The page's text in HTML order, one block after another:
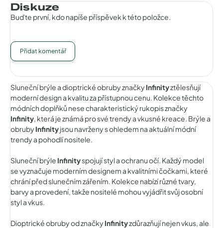
Diskuze
Buďte první, kdo napíše příspěvek k této položce.
Přidat komentář
Sluneční brýle a dioptrické obruby značkyInfinityztělesňují
moderní design a kvalitu za přístupnou cenu. Kolekce těchto
módních doplňků nese charakteristický rukopis značky
Infinity, která je známá pro své trendy a vkusné kreace. Brýle a
obrubyInfinityjsou navrženy s ohledem na aktuální módní
trendy a pohodlí nositele.
Sluneční brýle Infinityspojují styl a ochranu očí. Každý model
se vyznačuje moderním designem a kvalitními čočkami, které
chrání před slunečním zářením. Kolekce nabízí různé tvary,
barvy a provedení, takže nositelé mohou vyjádřit svůj osobní
styl a vkus.
Dioptrické obruby od značkyInfinityzdůrazňují nejen vkus, ale